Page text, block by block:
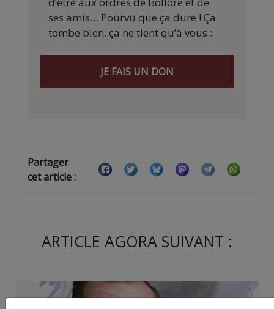
ses amis… Pourvu que ça dure ! Ça
tombe bien, ça ne tient qu’à vous :
JE FAIS UN DON
Partager
cet article :
ARTICLE AGORA SUIVANT :